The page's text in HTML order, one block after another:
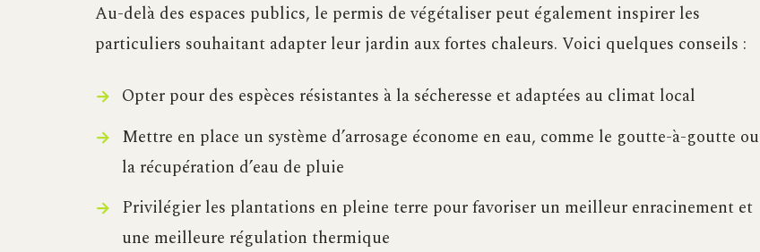
Au-delà des espaces publics, le permis de végétaliser peut également inspirer les
particuliers souhaitant adapter leur jardin aux fortes chaleurs. Voici quelques conseils :
Opter pour des espèces résistantes à la sécheresse et adaptées au climat local
Mettre en place un système d’arrosage économe en eau, comme le goutte-à-goutte ou
la récupération d’eau de pluie
Privilégier les plantations en pleine terre pour favoriser un meilleur enracinement et
une meilleure régulation thermique